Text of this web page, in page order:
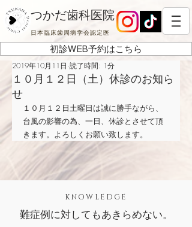
日本臨床歯周病学会認定医
つかだ歯科医院
初診WEB予約はこちら
１０月１２日（土）休診のお知ら
せ
2019年10月11日 読了時間: 1分
１０月１２日土曜日は誠に勝手ながら、
台風の影響の為、一日、休診とさせて頂
きます。よろしくお願い致します。
KNOWLEDGE
難症例に対してもあきらめない。